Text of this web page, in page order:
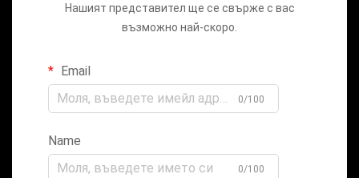
Нашият представител ще се свърже с вас
възможно най-скоро.
Email
0/100
Name
0/100